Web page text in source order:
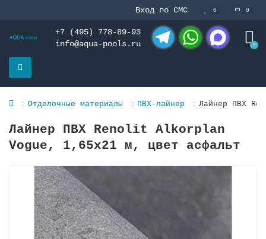
Вход по СМС 0 0
+7 (495) 778-89-93
info@aqua-pools.ru
0
Отделочные материалы ПВХ-лайнер Лайнер ПВХ
Лайнер ПВХ Renolit Alkorplan
Vogue, 1,65х21 м, цвет асфальт